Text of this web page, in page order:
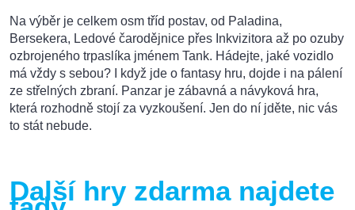
Na výběr je celkem osm tříd postav, od Paladina,
Bersekera, Ledové čarodějnice přes Inkvizitora až po ozuby
ozbrojeného trpaslíka jménem Tank. Hádejte, jaké vozidlo
má vždy s sebou? I když jde o fantasy hru, dojde i na pálení
ze střelných zbraní. Panzar je zábavná a návyková hra,
která rozhodně stojí za vyzkoušení. Jen do ní jděte, nic vás
to stát nebude.
Další hry zdarma najdete